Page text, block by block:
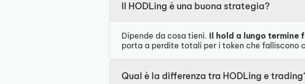
Il HODLing è una buona strategia?
Dipende da cosa tieni. Il hold a lungo termine
porta a perdite totali per i token che falliscono
Qual è la differenza tra HODLing e